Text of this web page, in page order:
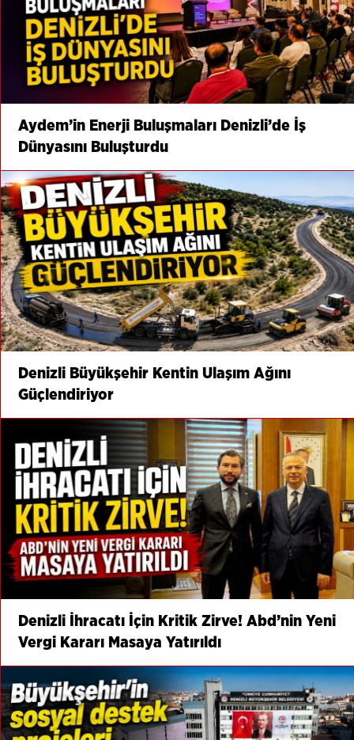
Aydem’in Enerji Buluşmaları Denizli’de İş
Dünyasını Buluşturdu
Denizli Büyükşehir Kentin Ulaşım Ağını
Güçlendiriyor
Denizli İhracatı İçin Kritik Zirve! Abd’nin Yeni
Vergi Kararı Masaya Yatırıldı